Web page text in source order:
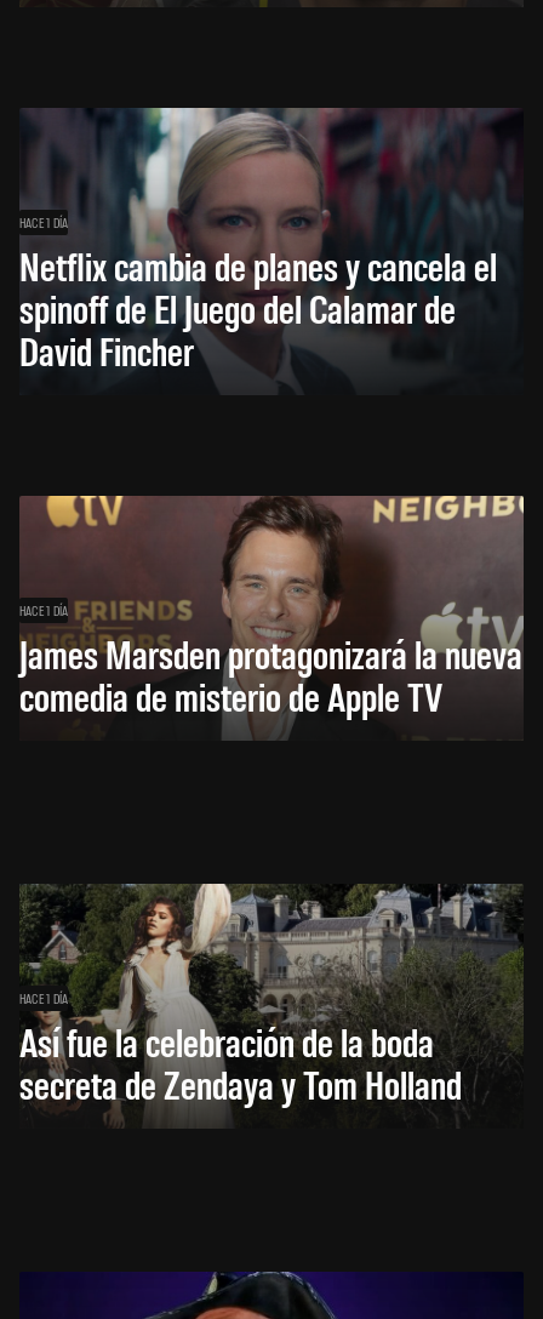
HACE 1 DÍA
Netflix cambia de planes y cancela el
spinoff de El Juego del Calamar de
David Fincher
HACE 1 DÍA
James Marsden protagonizará la nueva
comedia de misterio de Apple TV
HACE 1 DÍA
Así fue la celebración de la boda
secreta de Zendaya y Tom Holland